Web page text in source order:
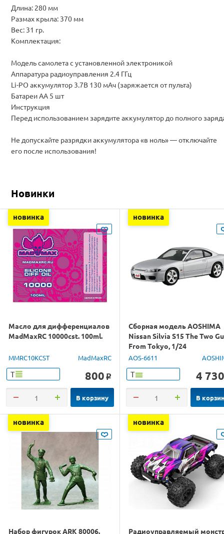
Длина: 280 мм
Размах крыла: 370 мм
Вес: 31 гр.
Комплектация:
Модель самолета с установленной электроникой
Аппаратура радиоуправления 2.4 ГГц
Li-PO аккумулятор 3.7В 130 мАч (заряжается от пульта)
Батареи АА 5 шт
Инструкция
Перед использованием зарядите аккумулятор до полного
Не допускайте разрядки аккумулятора «в ноль» — отключайте
его после использования!
Новинки
новинка
Масло для дифференциалов
MadMaxRC 10000cst. 100ml.
MMRC10KCST MadMaxRC
Т 800 o
В корзину
новинка
Сборная модель AOSHIMA
Nissan Silvia S15 The Two
From Tokyo, 1/24
AOS-6611
Т 4 730
В
новинка
Набор фигурок ARK 80006.
новинка
Радиоуправляемый